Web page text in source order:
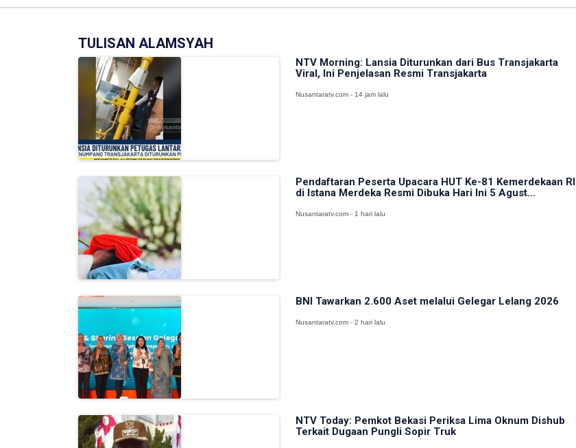
TULISAN ALAMSYAH
NTV Morning: Lansia Diturunkan dari Bus Transjakarta
Viral, Ini Penjelasan Resmi Transjakarta
Nusantaratv.com - 14 jam lalu
Pendaftaran Peserta Upacara HUT Ke-81 Kemerdekaan RI
di Istana Merdeka Resmi Dibuka Hari Ini 5 Agust...
Nusantaratv.com - 1 hari lalu
BNI Tawarkan 2.600 Aset melalui Gelegar Lelang 2026
Nusantaratv.com - 2 hari lalu
NTV Today: Pemkot Bekasi Periksa Lima Oknum Dishub
Terkait Dugaan Pungli Sopir Truk